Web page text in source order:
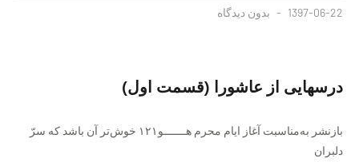
1397-06-22 بدون دیدگاه
درسهایی از عاشورا (قسمت اول)
بازنشر به‌مناسبت آغاز ایام محرم هـــــــو۱۲۱ خوش‌تر آن باشد که سرّ
دلبران